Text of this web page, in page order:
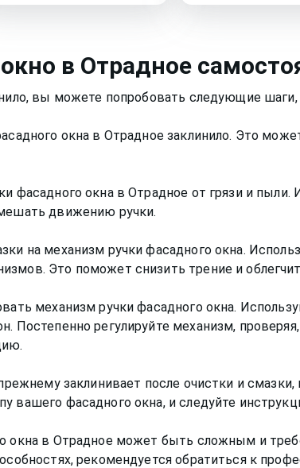
в Отрадное
вы можете попробовать следующие
окна в Отрадное заклинило. Это
фасадного окна в Отрадное от грязи и
движению ручки.
на механизм ручки фасадного окна.
Это поможет снизить трение и
механизм ручки фасадного окна.
Постепенно регулируйте механизм,
заклинивает после очистки и
вашего фасадного окна, и следуйте
окна в Отрадное может быть сложным и
рекомендуется обратиться к